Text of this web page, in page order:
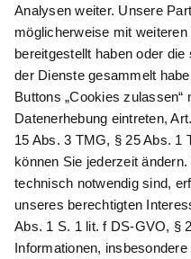
Newsletter abonnieren
Als Dankeschön für Ihr D&K
erhalten Sie ein 10 € -
Das sind Ihre Vorteile
@
Wir verarbeiten Ihre Daten
Datenschutzerklärung .